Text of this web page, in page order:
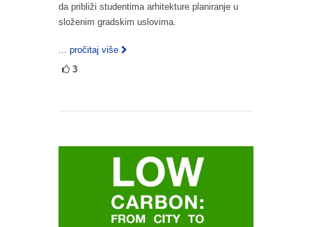
da približi studentima arhitekture planiranje u
složenim gradskim uslovima.
... pročitaj više
3